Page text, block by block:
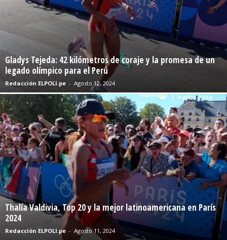
Gladys Tejeda: 42 kilómetros de coraje y la promesa de un
legado olímpico para el Perú
Redacción ELPOLI.pe - Agosto 12, 2024
Thalía Valdivia, Top 20 y la mejor latinoamericana en París
2024
Redacción ELPOLI.pe - Agosto 11, 2024